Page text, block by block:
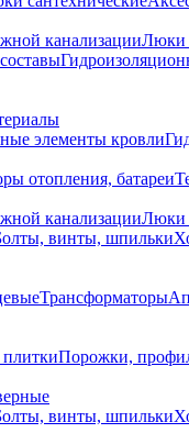
канализацииЛюки
элементы кровли
отопления, батареи
канализацииЛюки
винты, шпильки
Трансформаторы
Порожки,
винты, шпильки